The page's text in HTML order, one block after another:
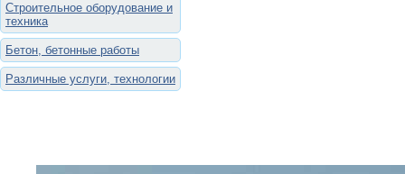
Строительное оборудование и
техника
Бетон, бетонные работы
Различные услуги, технологии